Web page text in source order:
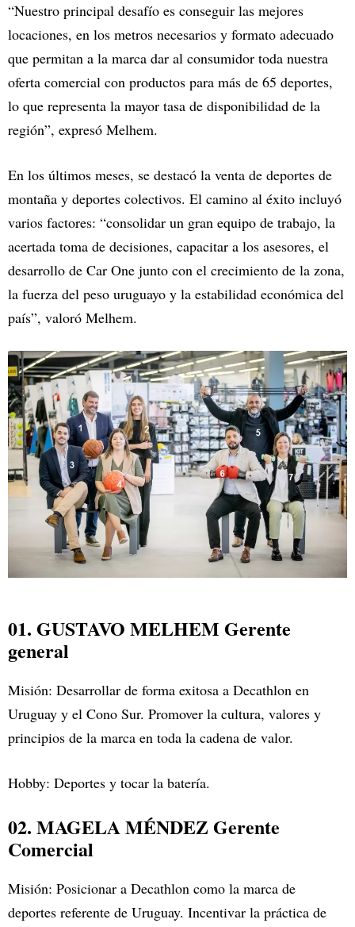
“Nuestro principal desafío es conseguir las mejores
locaciones, en los metros necesarios y formato adecuado
que permitan a la marca dar al consumidor toda nuestra
oferta comercial con productos para más de 65 deportes,
lo que representa la mayor tasa de disponibilidad de la
región”, expresó Melhem.
En los últimos meses, se destacó la venta de deportes de
montaña y deportes colectivos. El camino al éxito incluyó
varios factores: “consolidar un gran equipo de trabajo, la
acertada toma de decisiones, capacitar a los asesores, el
desarrollo de Car One junto con el crecimiento de la zona,
la fuerza del peso uruguayo y la estabilidad económica del
país”, valoró Melhem.
01. GUSTAVO MELHEM Gerente
general
Misión: Desarrollar de forma exitosa a Decathlon en
Uruguay y el Cono Sur. Promover la cultura, valores y
principios de la marca en toda la cadena de valor.
Hobby: Deportes y tocar la batería.
02. MAGELA MÉNDEZ Gerente
Comercial
Misión: Posicionar a Decathlon como la marca de
deportes referente de Uruguay. Incentivar la práctica de